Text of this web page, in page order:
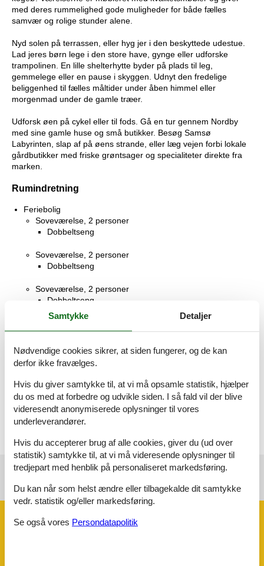
med deres rummelighed gode muligheder for både fælles
samvær og rolige stunder alene.
Nyd solen på terrassen, eller hyg jer i den beskyttede udestue.
Lad jeres børn lege i den store have, gynge eller udforske
trampolinen. En lille shelterhytte byder på plads til leg,
gemmelege eller en pause i skyggen. Udnyt den fredelige
beliggenhed til fælles måltider under åben himmel eller
morgenmad under de gamle træer.
Udforsk øen på cykel eller til fods. Gå en tur gennem Nordby
med sine gamle huse og små butikker. Besøg Samsø
Labyrinten, slap af på øens strande, eller læg vejen forbi lokale
gårdbutikker med friske grøntsager og specialiteter direkte fra
marken.
Rumindretning
Feriebolig
Soveværelse, 2 personer
Dobbeltseng
Soveværelse, 2 personer
Dobbeltseng
Soveværelse, 2 personer
Dobbeltseng
Badeværelse
WC. Varmt og koldt vand, Bruser
Badeværelse
WC. Varmt og koldt vand, Bruser
Terrasse
Åben og overdækket terrasse
Se nabo emner
Faciliteter
Samtykke Detaljer
Nødvendige cookies sikrer, at siden fungerer, og de kan
derfor ikke fravælges.
Hvis du giver samtykke til, at vi må opsamle statistik, hjælper
du os med at forbedre og udvikle siden. I så fald vil der blive
videresendt anonymiserede oplysninger til vores
underleverandører.
Hvis du accepterer brug af alle cookies, giver du (ud over
statistik) samtykke til, at vi må videresende oplysninger til
tredjepart med henblik på personaliseret markedsføring.
Du kan når som helst ændre eller tilbagekalde dit samtykke
vedr. statistik og/eller markedsføring.
Se også vores Persondatapolitik